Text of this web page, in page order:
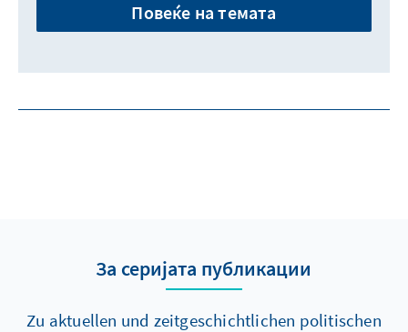
Повеќе на темата
За серијата публикации
Zu aktuellen und zeitgeschichtlichen politischen